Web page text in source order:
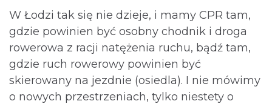
W Łodzi tak się nie dzieje, i mamy CPR tam,
gdzie powinien być osobny chodnik i droga
rowerowa z racji natężenia ruchu, bądź tam,
gdzie ruch rowerowy powinien być
skierowany na jezdnie (osiedla). I nie mówimy
o nowych przestrzeniach, tylko niestety o